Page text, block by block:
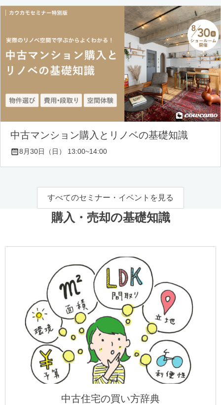
中古マンション購入とリノベの基礎知識
8月30日（日） 13:00~14:00
すべてのセミナー・イベントを見る
購入・売却の基礎知識
中古住宅の買い方辞典